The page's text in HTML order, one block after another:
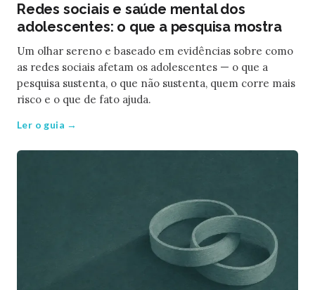
Redes sociais e saúde mental dos
adolescentes: o que a pesquisa mostra
Um olhar sereno e baseado em evidências sobre como
as redes sociais afetam os adolescentes — o que a
pesquisa sustenta, o que não sustenta, quem corre mais
risco e o que de fato ajuda.
Ler o guia →